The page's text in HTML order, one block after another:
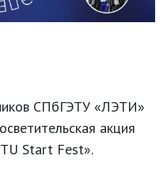
СПбГЭТУ «ЛЭТИ»
акция
Start Fest».